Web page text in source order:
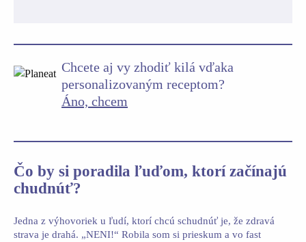
Chcete aj vy zhodiť kilá vďaka
personalizovaným receptom?
Áno, chcem
Čo by si poradila ľuďom, ktorí začínajú
chudnúť?
Jedna z výhovoriek u ľudí, ktorí chcú schudnúť je, že zdravá
strava je drahá. „NENI!“ Robila som si prieskum a vo fast